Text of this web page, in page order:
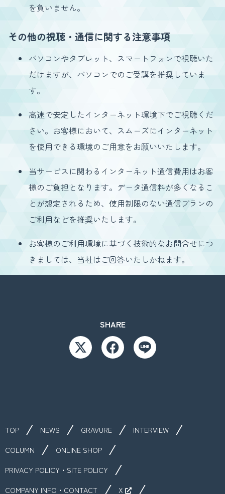
を負いません。
その他の視聴・通信に関する注意事項
パソコンやタブレット、スマートフォンで視聴いた
だけますが、パソコンでのご受講を推奨していま
す。
高速で安定したインターネット環境下でご視聴くだ
さい。お客様において、スムーズにインターネット
を使用できる環境のご用意をお願いいたします。
当サービスに関わるインターネット通信費用はお客
様のご負担となります。データ通信料が多くなるこ
とが想定されるため、使用制限のない通信プランの
ご利用などを推奨いたします。
お客様のご利用環境に基づく技術的なお問合せにつ
きましては、当社はご回答いたしかねます。
SHARE
TOP NEWS GRAVURE
INTERVIEW
COLUMN
ONLINE SHOP
PRIVACY POLICY・SITE POLICY
COMPANY INFO・CONTACT
X